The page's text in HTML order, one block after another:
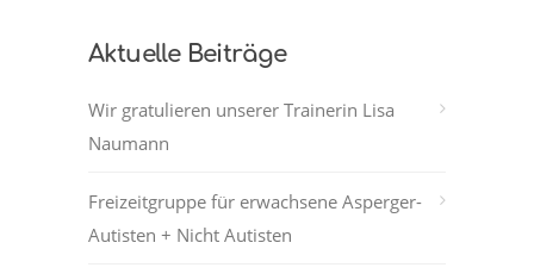
Aktuelle Beiträge
Wir gratulieren unserer Trainerin Lisa
Naumann
Freizeitgruppe für erwachsene Asperger-
Autisten + Nicht Autisten